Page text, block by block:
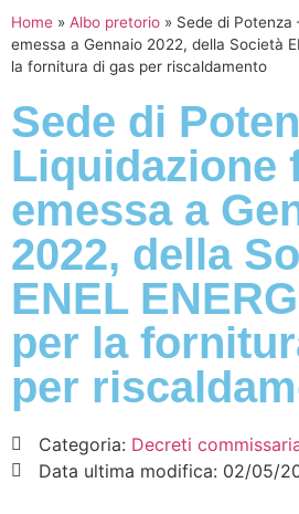
Home » Albo pretorio » Sede di Potenza
emessa a Gennaio 2022, della Società
la fornitura di gas per riscaldamento
Sede di
Liquidazione
emessa a
2022, della
ENEL
per la
per
Categoria: Decreti
Data ultima modifica: 02/05/